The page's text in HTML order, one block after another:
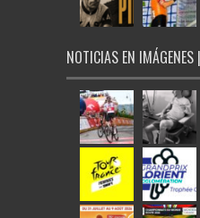
NOTICIAS EN